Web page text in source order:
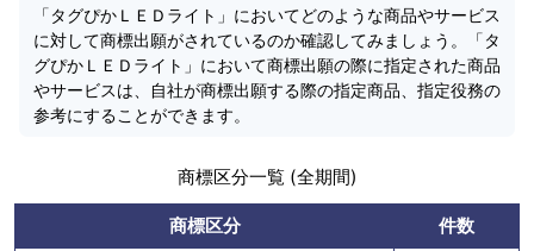
「タグぴかＬＥＤライト」においてどのような商品やサービス
に対して商標出願がされているのか確認してみましょう。「タ
グぴかＬＥＤライト」において商標出願の際に指定された商品
やサービスは、自社が商標出願する際の指定商品、指定役務の
参考にすることができます。
商標区分一覧 (全期間)
商標区分
件数